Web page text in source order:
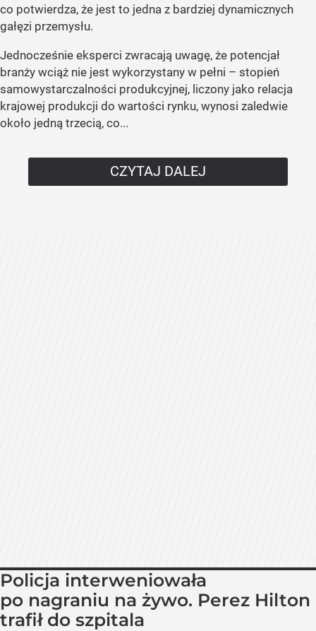
co potwierdza, że jest to jedna z bardziej dynamicznych
gałęzi przemysłu.
Jednocześnie eksperci zwracają uwagę, że potencjał
branży wciąż nie jest wykorzystany w pełni – stopień
samowystarczalności produkcyjnej, liczony jako relacja
krajowej produkcji do wartości rynku, wynosi zaledwie
około jedną trzecią, co...
CZYTAJ DALEJ
Policja interweniowała
po nagraniu na żywo. Perez Hilton
trafił do szpitala